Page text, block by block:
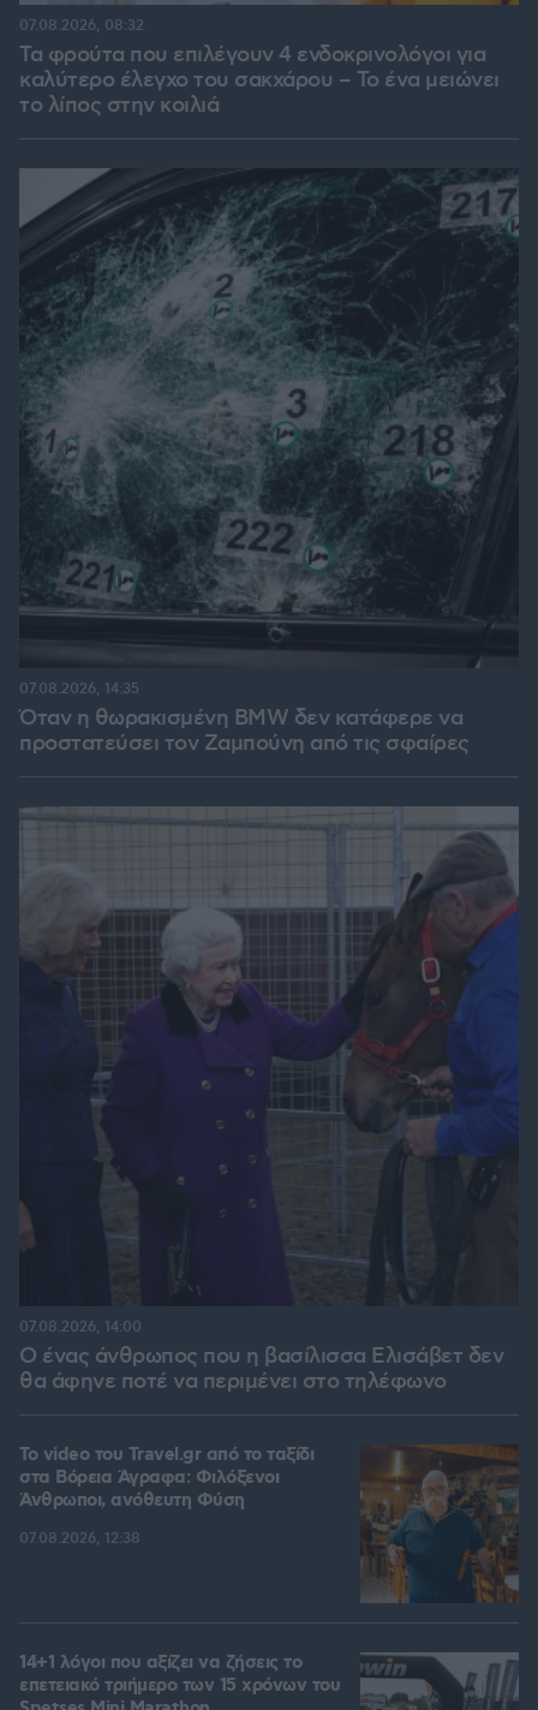
Τα φρούτα που επιλέγουν 4 ενδοκρινολόγοι για
καλύτερο έλεγχο του σακχάρου – Το ένα μειώνει
το λίπος στην κοιλιά
07.08.2026, 08:32
Όταν η θωρακισμένη BMW δεν κατάφερε να
προστατεύσει τον Ζαμπούνη από τις σφαίρες
07.08.2026, 14:35
Ο ένας άνθρωπος που η βασίλισσα Ελισάβετ δεν
θα άφηνε ποτέ να περιμένει στο τηλέφωνο
07.08.2026, 14:00
To video του Travel.gr από το ταξίδι
στα Βόρεια Άγραφα: Φιλόξενοι
Άνθρωποι, ανόθευτη Φύση
07.08.2026, 12:38
14+1 λόγοι που αξίζει να ζήσεις το
επετειακό τριήμερο των 15 χρόνων του